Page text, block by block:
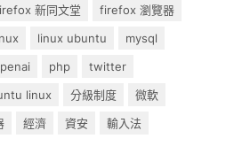
新同文堂
firefox 瀏覽器
linux ubuntu
mysql
php
twitter
linux 分級制度
微軟
經濟 資安 輸入法